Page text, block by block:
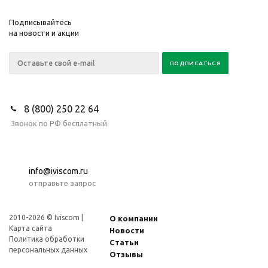
Подписывайтесь
на новости и акции
8 (800) 250 22 64
Звонок по РФ бесплатный
info@iviscom.ru
отправьте запрос
2010-2026 © Iviscom |
Карта сайта
Политика обработки
персональных данных
О компании
Новости
Статьи
Отзывы